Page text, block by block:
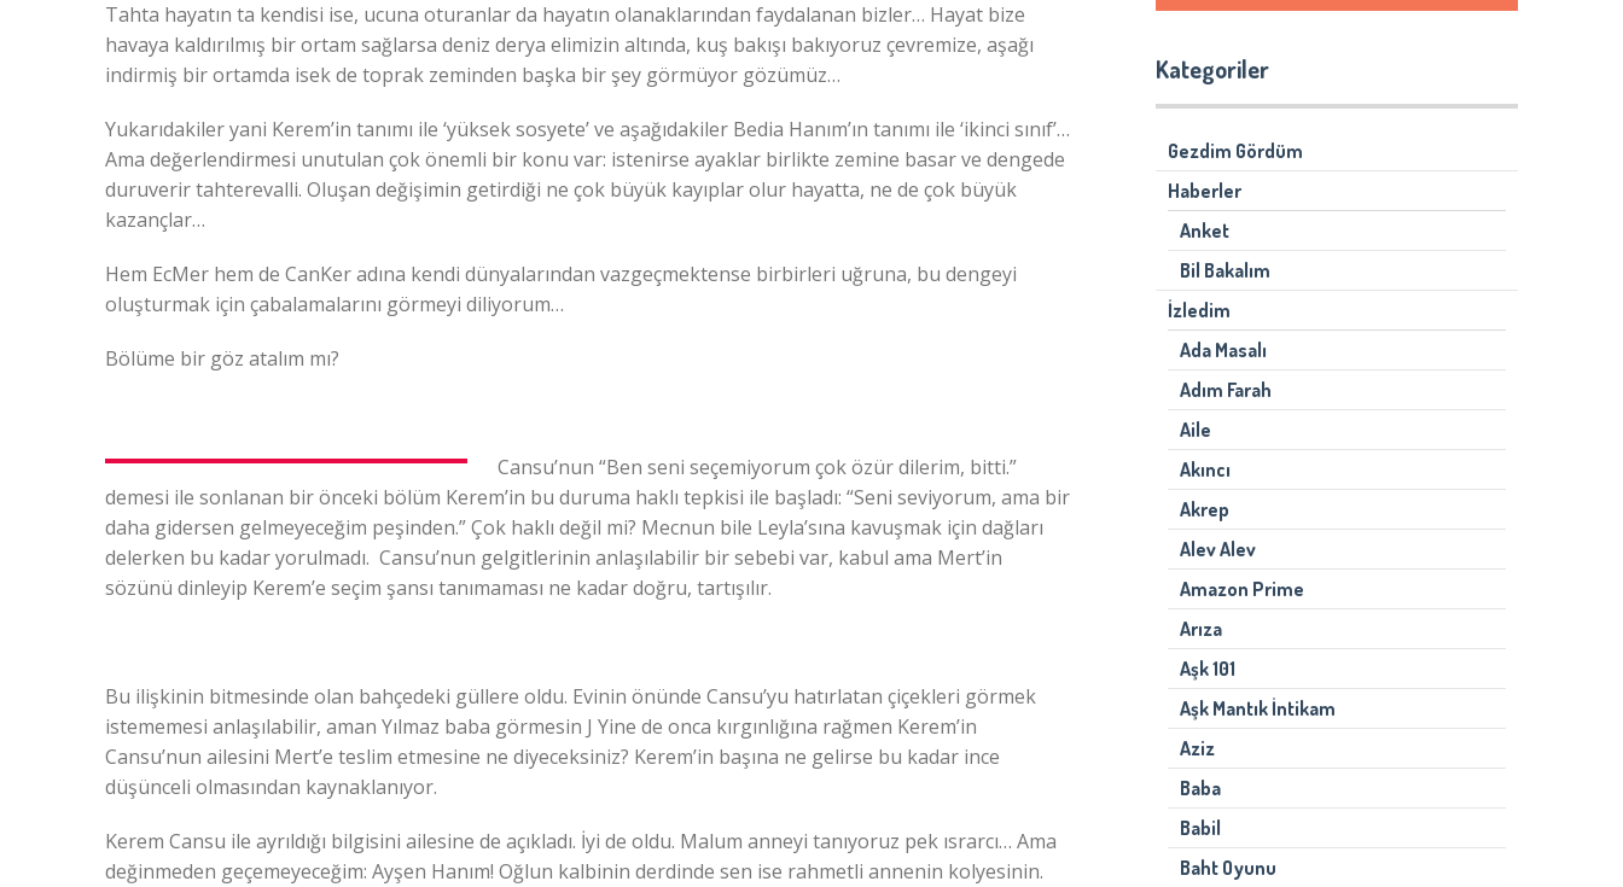
Tahta hayatın ta kendisi ise, ucuna oturanlar da hayatın olanaklarından faydalanan bizler… Hayat bize
havaya kaldırılmış bir ortam sağlarsa deniz derya elimizin altında, kuş bakışı bakıyoruz çevremize, aşağı
indirmiş bir ortamda isek de toprak zeminden başka bir şey görmüyor gözümüz…
Yukarıdakiler yani Kerem’in tanımı ile ‘yüksek sosyete’ ve aşağıdakiler Bedia Hanım’ın tanımı ile ‘ikinci sınıf’…
Ama değerlendirmesi unutulan çok önemli bir konu var: istenirse ayaklar birlikte zemine basar ve dengede
duruverir tahterevalli. Oluşan değişimin getirdiği ne çok büyük kayıplar olur hayatta, ne de çok büyük
kazançlar…
Hem EcMer hem de CanKer adına kendi dünyalarından vazgeçmektense birbirleri uğruna, bu dengeyi
oluşturmak için çabalamalarını görmeyi diliyorum…
Bölüme bir göz atalım mı?
Cansu’nun “Ben seni seçemiyorum çok özür dilerim, bitti.”
demesi ile sonlanan bir önceki bölüm Kerem’in bu duruma haklı tepkisi ile başladı: “Seni seviyorum, ama bir
daha gidersen gelmeyeceğim peşinden.” Çok haklı değil mi? Mecnun bile Leyla’sına kavuşmak için dağları
delerken bu kadar yorulmadı. Cansu’nun gelgitlerinin anlaşılabilir bir sebebi var, kabul ama Mert’in
sözünü dinleyip Kerem’e seçim şansı tanımaması ne kadar doğru, tartışılır.
Bu ilişkinin bitmesinde olan bahçedeki güllere oldu. Evinin önünde Cansu’yu hatırlatan çiçekleri görmek
istememesi anlaşılabilir, aman Yılmaz baba görmesin J Yine de onca kırgınlığına rağmen Kerem’in
Cansu’nun ailesini Mert’e teslim etmesine ne diyeceksiniz? Kerem’in başına ne gelirse bu kadar ince
düşünceli olmasından kaynaklanıyor.
Kerem Cansu ile ayrıldığı bilgisini ailesine de açıkladı. İyi de oldu. Malum anneyi tanıyoruz pek ısrarcı… Ama
değinmeden geçemeyeceğim: Ayşen Hanım! Oğlun kalbinin derdinde sen ise rahmetli annenin kolyesinin.
Kategoriler
Gezdim Gördüm
Haberler
Anket
Bil Bakalım
İzledim
Ada Masalı
Adım Farah
Aile
Akıncı
Akrep
Alev Alev
Amazon Prime
Arıza
Aşk 101
Aşk Mantık İntikam
Aziz
Baba
Babil
Baht Oyunu